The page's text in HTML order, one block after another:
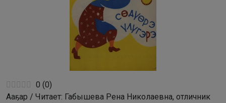
0 (0)
Ааҕар / Читает: Габышева Рена Николаевна, отличник